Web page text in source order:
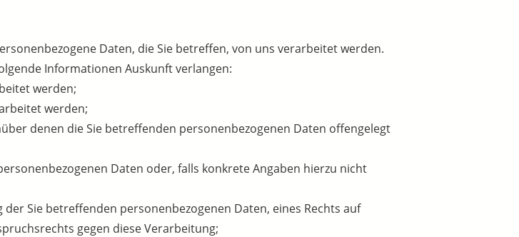
Daten, die Sie betreffen, von uns verarbeitet werden.
Informationen Auskunft verlangen:
werden;
werden;
denen die Sie betreffenden personenbezogenen Daten offengelegt
Daten oder, falls konkrete Angaben hierzu nicht
Sie betreffenden personenbezogenen Daten, eines Rechts auf
gegen diese Verarbeitung;